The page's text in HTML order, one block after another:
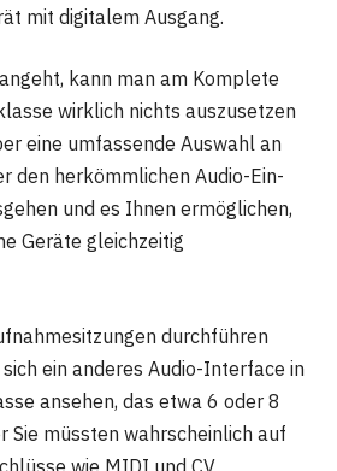
mit digitalem Ausgang.
kann man am Komplete
wirklich nichts auszusetzen
eine umfassende Auswahl an
den herkömmlichen Audio-Ein-
und es Ihnen ermöglichen,
Geräte gleichzeitig
durchführen
ein anderes Audio-Interface in
ansehen, das etwa 6 oder 8
Sie müssten wahrscheinlich auf
wie MIDI und CV